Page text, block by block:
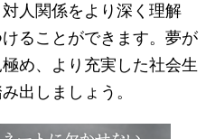
人関係をより深く理解
ることができます。夢が
め、より充実した社会生
出しましょう。